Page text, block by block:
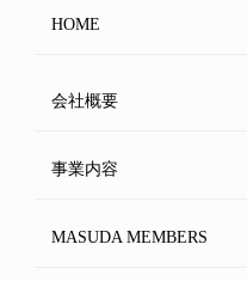
HOME
会社概要
事業内容
MASUDA MEMBERS